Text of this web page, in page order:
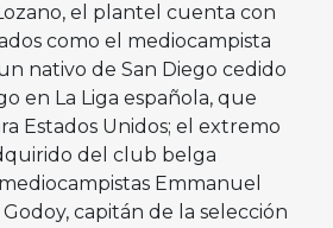
el plantel cuenta con
como el mediocampista
nativo de San Diego cedido
en La Liga española, que
Estados Unidos; el extremo
del club belga
Emmanuel
capitán de la selección